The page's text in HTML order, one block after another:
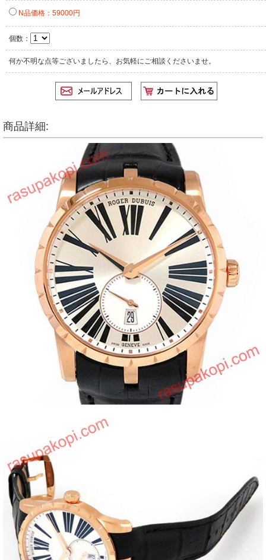
N品価格：59000円
個数：
何か不明な点等ございましたら、お気軽にご相談くださいませ。
商品詳細: